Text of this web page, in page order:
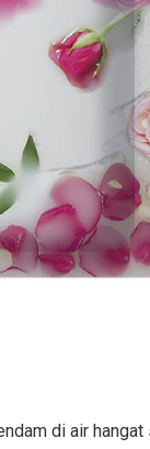
di air